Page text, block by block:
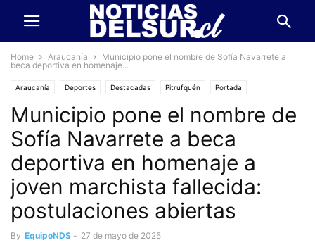
Home Araucanía
Municipio pone el nombre de Sofía Navarrete a
beca deportiva en homenaje...
Araucanía Deportes Destacadas Pitrufquén Portada
Municipio pone el nombre de
Sofía Navarrete a beca
deportiva en homenaje a
joven marchista fallecida:
postulaciones abiertas
By EquipoNDS - 27 de mayo de 2025